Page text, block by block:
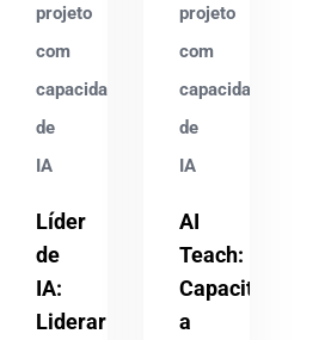
projeto
com
capacidade
de
IA
Líder
de
IA:
Liderar
projeto
com
capacidade
de
IA
AI
Teach:
Capacitar
a